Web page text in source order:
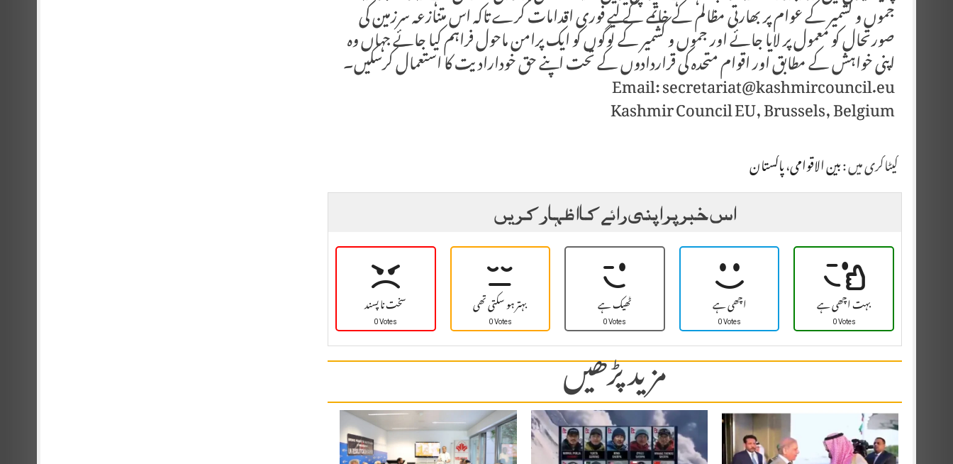
جموں و کشمیر کے عوام پر بھارتی مظالم کے خاتمے کے لیے فوری اقدامات کرے تاکہ اس متنازعہ سرزمین کی
صورتحال کو معمول پر لایا جائے اور جموں و کشمیر کے لوگوں کو ایک پرامن ماحول فراہم کیا جائے جہاں وہ
اپنی خواہش کے مطابق اور اقوام متحدہ کی قراردادوں کے تحت اپنے حق خودارادیت کا استعمال کرسکیں۔
Email: secretariat@kashmircouncil.eu
Kashmir Council EU, Brussels, Belgium
کیٹاگری میں :بین الاقوامی،پاکستان
اس خبر پر اپنی رائے کا اظہار کریں
سخت نا پسند
0 Votes بہتر ہو سکتی تھی
0 Votes ٹھیک ہے
0 Votes اچھی ہے
0 Votes بہت اچھی ہے
0 Votes
مزید پڑھیں